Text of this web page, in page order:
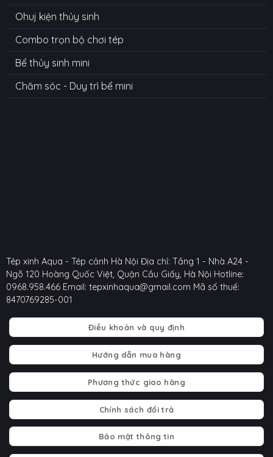
Ohuj kiện thủy sinh
Combo trọn bộ chơi tép
Bể thủy sinh mini
Chăm sóc - Duy trì bể mini
Tép xinh Aqua - Tép cảnh Hà Nội Địa chỉ: Tầng 1 - Nhà A24 -
Ngõ 120 Hoàng Quốc Việt, Quận Cầu Giấy, Hà Nội Hotline:
0968.958.466 Email: tepxinhaqua@gmail.com Mã số thuế:
8470769285-001
Điều khoản và quy định
Hướng dẫn mua hàng
Phương thức giao hàng
Chính sách đổi trả
Bảo mật thông tin